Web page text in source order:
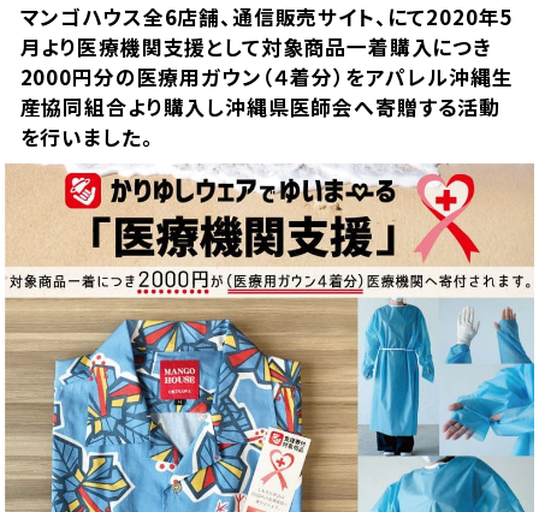
マンゴハウス全6店舗、通信販売サイト、にて2020年5
月より医療機関支援として対象商品一着購入につき
2000円分の医療用ガウン（４着分）をアパレル沖縄生
産協同組合より購入し沖縄県医師会へ寄贈する活動
を行いました。